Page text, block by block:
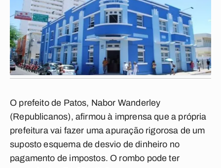
O prefeito de Patos, Nabor Wanderley
(Republicanos), afirmou à imprensa que a própria
prefeitura vai fazer uma apuração rigorosa de um
suposto esquema de desvio de dinheiro no
pagamento de impostos. O rombo pode ter